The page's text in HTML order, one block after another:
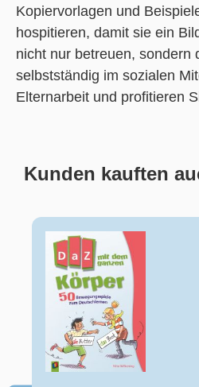
Kopiervorlagen und
hospitieren, damit sie ein
nicht nur betreuen, sondern
selbstständig im sozialen
Elternarbeit und profitieren
Kunden kauften
DaZ mit dem ganzen